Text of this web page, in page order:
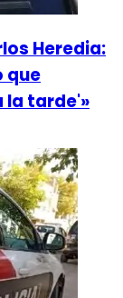
Heredia:
que
la tarde'»